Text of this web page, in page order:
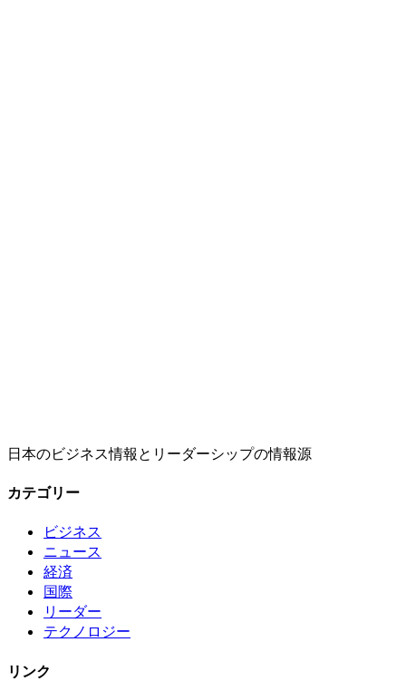
日本のビジネス情報とリーダーシップの情報源
カテゴリー
ビジネス
ニュース
経済
国際
リーダー
テクノロジー
リンク